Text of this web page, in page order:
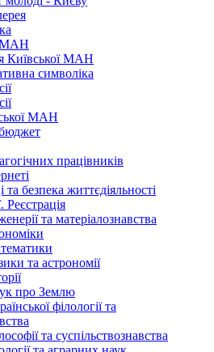
Київської МАН
символіка
МАН
працівників
безпека життєдіяльності
Реєстрація
та матеріалознавства
та астрономії
про Землю
філології та
та суспільствознавства